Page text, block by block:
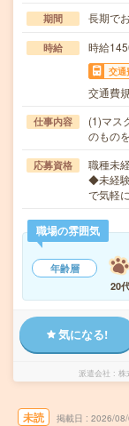
期間 長期で
時給 時給
交通
交通費
仕事内容
(1)マス
のもの
応募資格
職種未
◆未経
で気軽
職場の雰囲気
年齢層
20
気になる!
派遣会社 株
未読 掲載日 2026/